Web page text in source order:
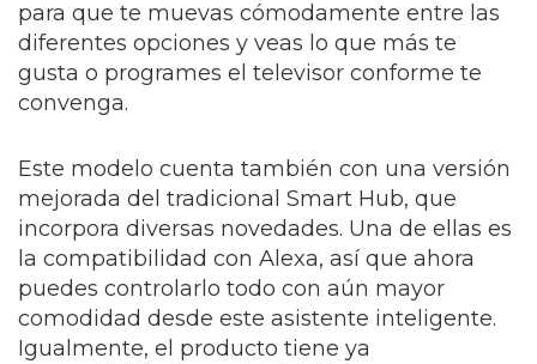
para que te muevas cómodamente entre las
diferentes opciones y veas lo que más te
gusta o programes el televisor conforme te
convenga.
Este modelo cuenta también con una versión
mejorada del tradicional Smart Hub, que
incorpora diversas novedades. Una de ellas es
la compatibilidad con Alexa, así que ahora
puedes controlarlo todo con aún mayor
comodidad desde este asistente inteligente.
Igualmente, el producto tiene ya